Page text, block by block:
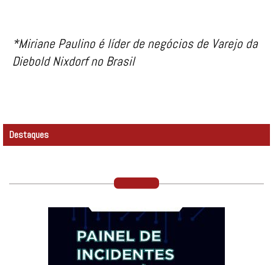
*Miriane Paulino é líder de negócios de Varejo da
Diebold Nixdorf no Brasil
Destaques